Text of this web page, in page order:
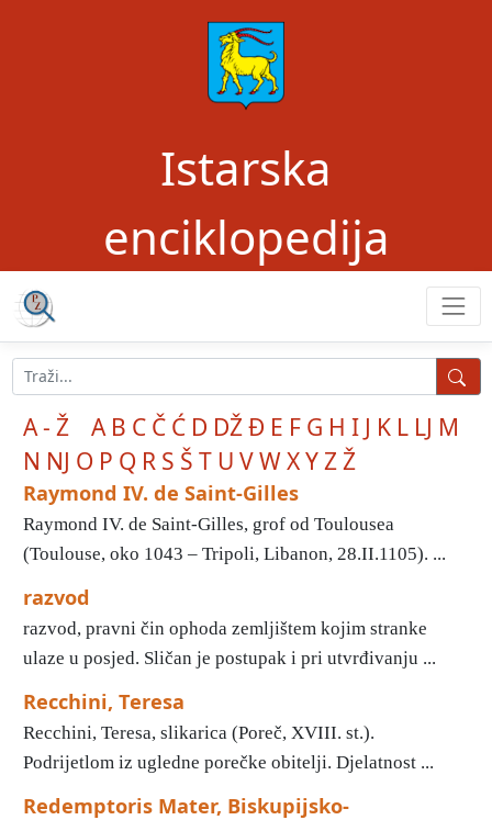
Istarska
enciklopedija
A - Ž A B C Č Ć D DŽĐ E F G H I J K L LJ M
N NJ O P Q R S Š T U VWXYZŽ
Raymond IV. de Saint-Gilles
Raymond IV. de Saint-Gilles, grof od Toulousea
(Toulouse, oko 1043 – Tripoli, Libanon, 28.II.1105). ...
razvod
razvod, pravni čin ophoda zemljištem kojim stranke
ulaze u posjed. Sličan je postupak i pri utvrđivanju ...
Recchini, Teresa
Recchini, Teresa, slikarica (Poreč, XVIII. st.).
Podrijetlom iz ugledne porečke obitelji. Djelatnost ...
Redemptoris Mater, Biskupijsko-